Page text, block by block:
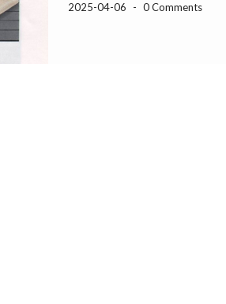
2025-04-06 - 0 Comments